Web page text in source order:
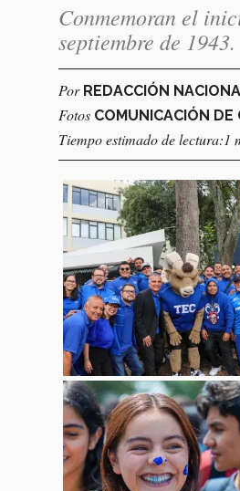
Conmemoran el
septiembre de 1943.
Por REDACCIÓN
Fotos COMUNICACIÓN DE
Tiempo estimado de lectura:1